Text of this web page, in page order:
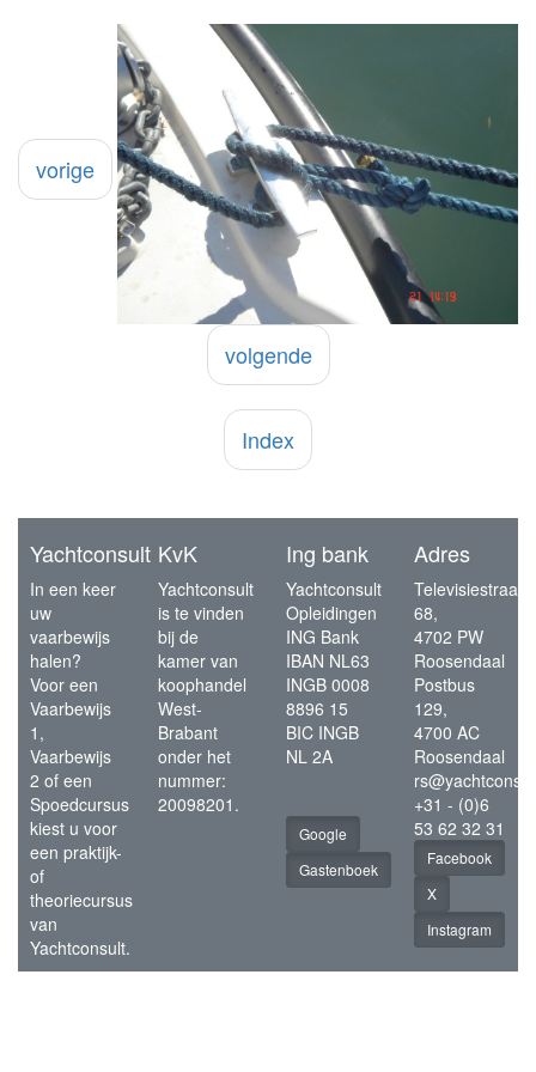
vorige
volgende
Index
Yachtconsult
In een keer
uw
vaarbewijs
halen?
Voor een
Vaarbewijs
1,
Vaarbewijs
2 of een
Spoedcursus
kiest u voor
een praktijk-
of
theoriecursus
van
Yachtconsult.
KvK
Yachtconsult
is te vinden
bij de
kamer van
koophandel
West-
Brabant
onder het
nummer:
20098201.
Ing bank
Yachtconsult
Opleidingen
ING Bank
IBAN NL63
INGB 0008
8896 15
BIC INGB
NL 2A
Google
Gastenboek
Adres
Televisiestraat
68,
4702 PW
Roosendaal
Postbus
129,
4700 AC
Roosendaal
+31 - (0)6
53 62 32 31
Facebook
X
Instagram